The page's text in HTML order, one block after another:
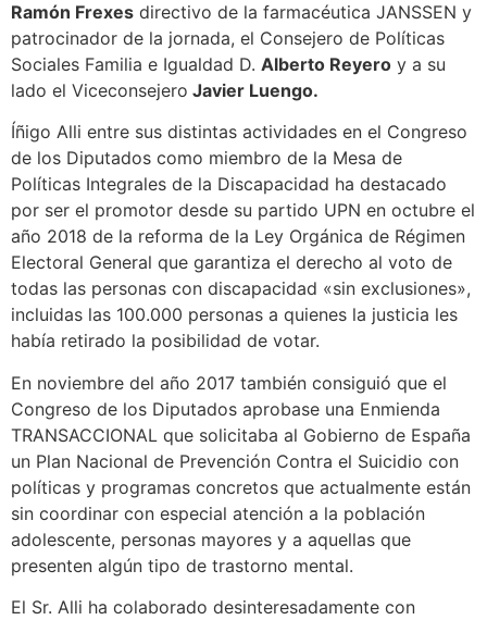
Ramón Frexes directivo de la farmacéutica JANSSEN y
patrocinador de la jornada, el Consejero de Políticas
Sociales Familia e Igualdad D. Alberto Reyero y a su
lado el Viceconsejero Javier Luengo.
Íñigo Alli entre sus distintas actividades en el Congreso
de los Diputados como miembro de la Mesa de
Políticas Integrales de la Discapacidad ha destacado
por ser el promotor desde su partido UPN en octubre el
año 2018 de la reforma de la Ley Orgánica de Régimen
Electoral General que garantiza el derecho al voto de
todas las personas con discapacidad «sin exclusiones»,
incluidas las 100.000 personas a quienes la justicia les
había retirado la posibilidad de votar.
En noviembre del año 2017 también consiguió que el
Congreso de los Diputados aprobase una Enmienda
TRANSACCIONAL que solicitaba al Gobierno de España
un Plan Nacional de Prevención Contra el Suicidio con
políticas y programas concretos que actualmente están
sin coordinar con especial atención a la población
adolescente, personas mayores y a aquellas que
presenten algún tipo de trastorno mental.
El Sr. Alli ha colaborado desinteresadamente con